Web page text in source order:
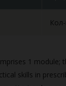
1 module;
skills in